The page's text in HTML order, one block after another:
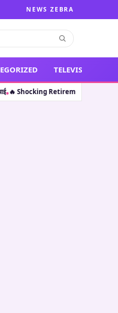
NEWS ZEBRA
TELEVISION
Retirement: थलपति विजय ही नहीं, इन 5